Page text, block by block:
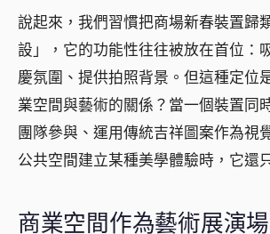
說起來，我們習慣把商場新春裝置歸
設」，它的功能性往往被放在首位：
慶氛圍、提供拍照背景。但這種定位
業空間與藝術的關係？當一個裝置同
團隊參與、運用傳統吉祥圖案作為視
公共空間建立某種美學體驗時，它還
商業空間作為藝術展演